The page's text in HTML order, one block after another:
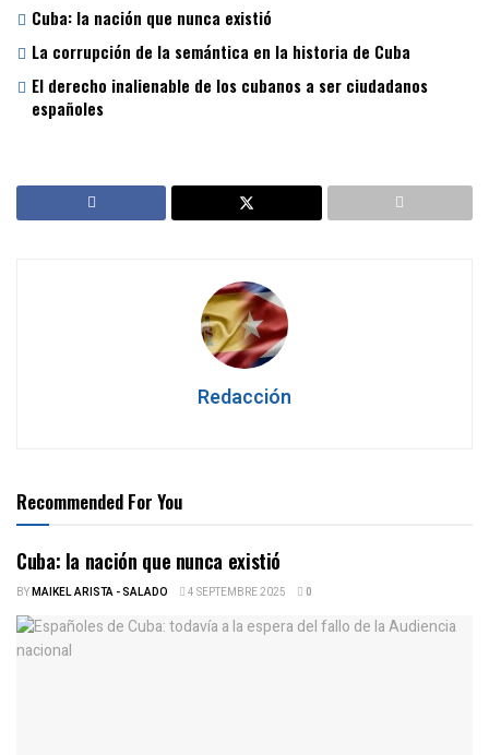
Cuba: la nación que nunca existió
La corrupción de la semántica en la historia de Cuba
El derecho inalienable de los cubanos a ser ciudadanos
españoles
Redacción
Recommended For You
Cuba: la nación que nunca existió
BYMAIKEL ARISTA - SALADO 4 SEPTEMBRE 2025 0